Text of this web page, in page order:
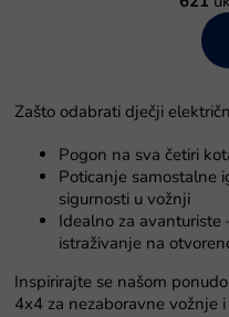
Zašto odabrati dječji
Pogon na sva četiri
Poticanje samostalne
sigurnosti u vožnji
Idealno za
istraživanje na
Inspirirajte se našom
4x4 za nezaboravne vožnje